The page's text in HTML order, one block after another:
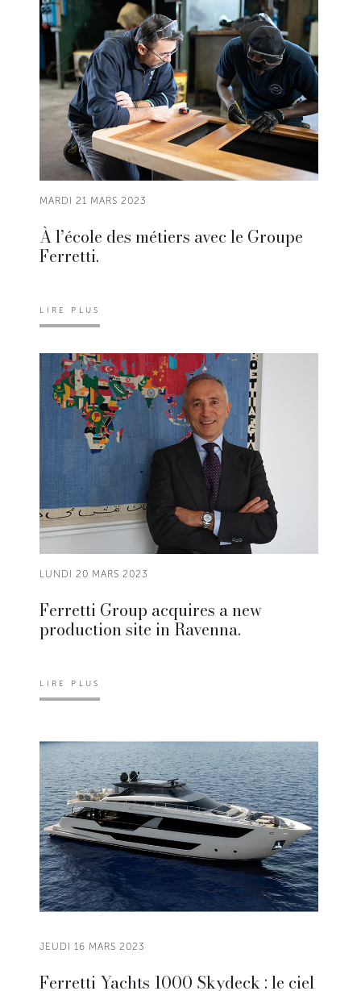
MARDI 21 MARS 2023
À l’école des métiers avec le Groupe
Ferretti.
LIRE PLUS
LUNDI 20 MARS 2023
Ferretti Group acquires a new
production site in Ravenna.
LIRE PLUS
JEUDI 16 MARS 2023
Ferretti Yachts 1000 Skydeck : le ciel